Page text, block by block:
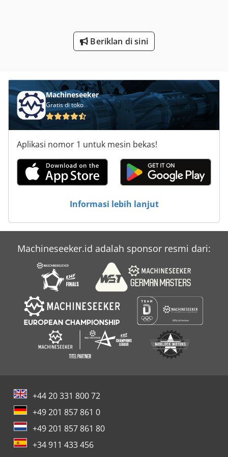
Transportasi Roller Conveyor
Vertikal Band
Beriklan di sini
Machineseeker
Gratis di toko
Aplikasi nomor 1 untuk mesin bekas!
Informasi lebih lanjut
Machineseeker.id adalah sponsor resmi dari:
+44 20 331 800 72
+49 201 857 861 0
+49 201 857 861 80
+34 911 433 456